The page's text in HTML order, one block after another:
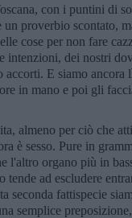
con i puntini di
proverbio scontato,
cose per non fare
intenzioni, dei nostri
accorti. E siamo
in mano e poi gli
almeno per ciò che
è sesso. Pure in
l'altro organo più in
tende ad escludere
seconda fattispecie
semplice